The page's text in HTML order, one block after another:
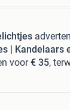
| Kandelaars
voor€ 35,